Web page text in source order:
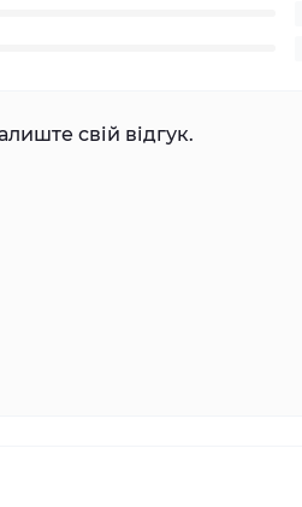
свій відгук.